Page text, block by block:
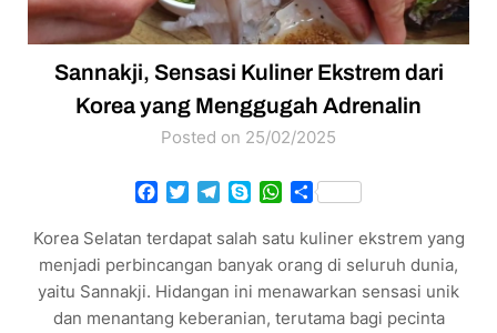
Sannakji, Sensasi Kuliner Ekstrem dari
Korea yang Menggugah Adrenalin
Posted on 25/02/2025
Facebook
TwitterTelegram
SkypeWhatsApp
Share
Korea Selatan terdapat salah satu kuliner ekstrem yang
menjadi perbincangan banyak orang di seluruh dunia,
yaitu Sannakji. Hidangan ini menawarkan sensasi unik
dan menantang keberanian, terutama bagi pecinta